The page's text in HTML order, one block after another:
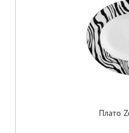
Плато